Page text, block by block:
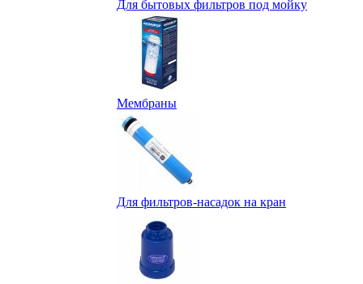
Для бытовых фильтров под мойку
Мембраны
Для фильтров-насадок на кран